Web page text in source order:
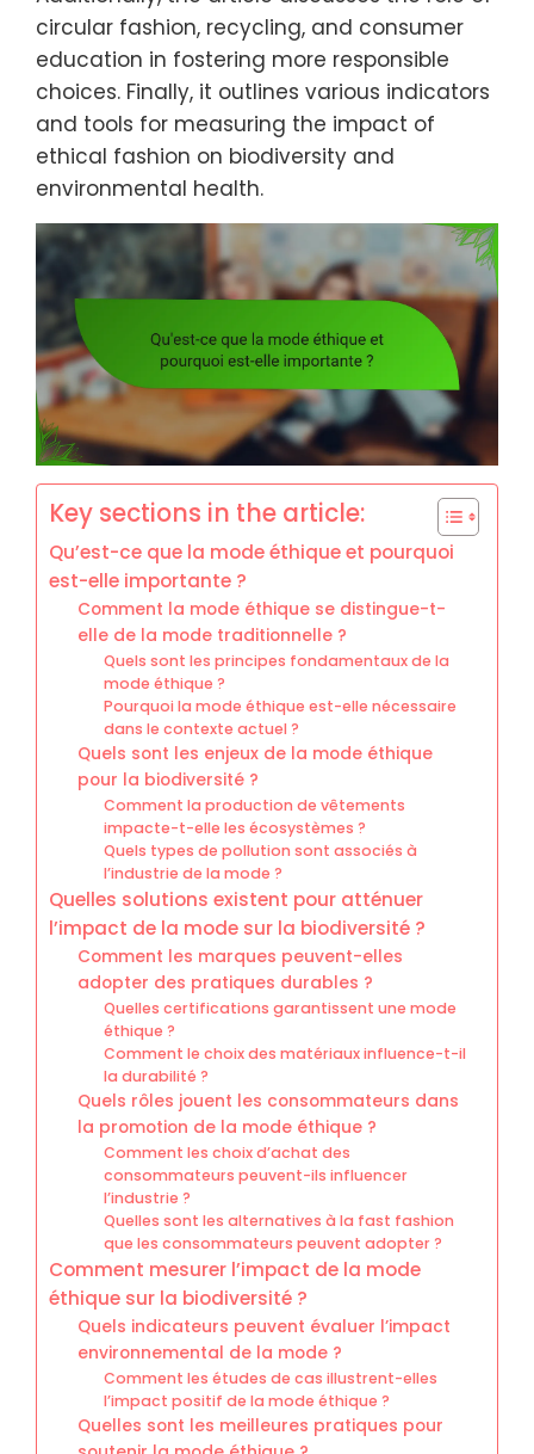
circular fashion, recycling, and consumer
education in fostering more responsible
choices. Finally, it outlines various indicators
and tools for measuring the impact of
ethical fashion on biodiversity and
environmental health.
Key sections in the article:
Qu’est-ce que la mode éthique et pourquoi
est-elle importante ?
Comment la mode éthique se distingue-t-
elle de la mode traditionnelle ?
Quels sont les principes fondamentaux de la
mode éthique ?
Pourquoi la mode éthique est-elle nécessaire
dans le contexte actuel ?
Quels sont les enjeux de la mode éthique
pour la biodiversité ?
Comment la production de vêtements
impacte-t-elle les écosystèmes ?
Quels types de pollution sont associés à
l’industrie de la mode ?
Quelles solutions existent pour atténuer
l’impact de la mode sur la biodiversité ?
Comment les marques peuvent-elles
adopter des pratiques durables ?
Quelles certifications garantissent une mode
éthique ?
Comment le choix des matériaux influence-t-il
la durabilité ?
Quels rôles jouent les consommateurs dans
la promotion de la mode éthique ?
Comment les choix d’achat des
consommateurs peuvent-ils influencer
l’industrie ?
Quelles sont les alternatives à la fast fashion
que les consommateurs peuvent adopter ?
Comment mesurer l’impact de la mode
éthique sur la biodiversité ?
Quels indicateurs peuvent évaluer l’impact
environnemental de la mode ?
Comment les études de cas illustrent-elles
l’impact positif de la mode éthique ?
Quelles sont les meilleures pratiques pour